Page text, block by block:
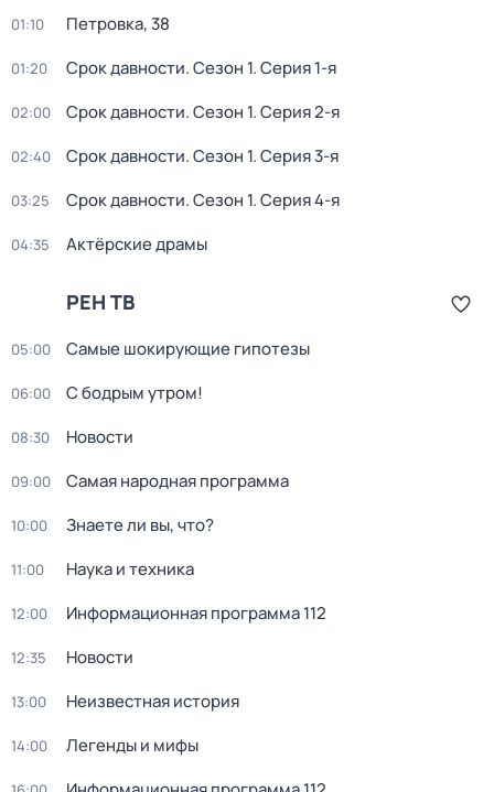
01:10 Петровка, 38
01:20 Срок давности. Сезон 1. Серия 1-я
02:00 Срок давности. Сезон 1. Серия 2-я
02:40 Срок давности. Сезон 1. Серия 3-я
03:25 Срок давности. Сезон 1. Серия 4-я
04:35 Актёрские драмы
РЕН ТВ
05:00 Самые шoкиpующие гипотезы
06:00 С бодрым утром!
08:30 Новости
09:00 Сaмая нарoдная программа
10:00 Знаете ли вы, что?
11:00 Наука и техника
12:00 Информационная программа 112
12:35 Новости
13:00 Неизвестная история
14:00 Легенды и мифы